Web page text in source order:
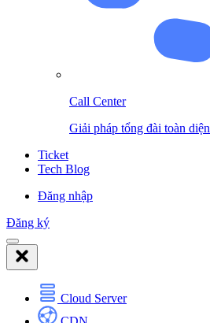
Call Center
Giải pháp tổng đài toàn diện
Ticket
Tech Blog
Đăng nhập
Đăng ký
Cloud Server